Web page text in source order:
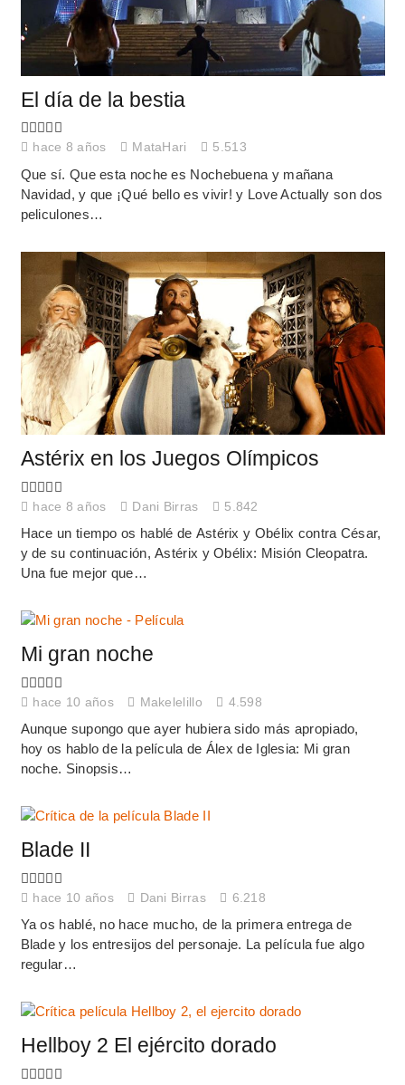
El día de la bestia
hace 8 años MataHari 5.513
Que sí. Que esta noche es Nochebuena y mañana
Navidad, y que ¡Qué bello es vivir! y Love Actually son dos
peliculones…
Astérix en los Juegos Olímpicos
hace 8 años Dani Birras 5.842
Hace un tiempo os hablé de Astérix y Obélix contra César,
y de su continuación, Astérix y Obélix: Misión Cleopatra.
Una fue mejor que…
Mi gran noche
hace 10 años Makelelillo 4.598
Aunque supongo que ayer hubiera sido más apropiado,
hoy os hablo de la película de Álex de Iglesia: Mi gran
noche. Sinopsis…
Blade II
hace 10 años Dani Birras 6.218
Ya os hablé, no hace mucho, de la primera entrega de
Blade y los entresijos del personaje. La película fue algo
regular…
Hellboy 2 El ejército dorado